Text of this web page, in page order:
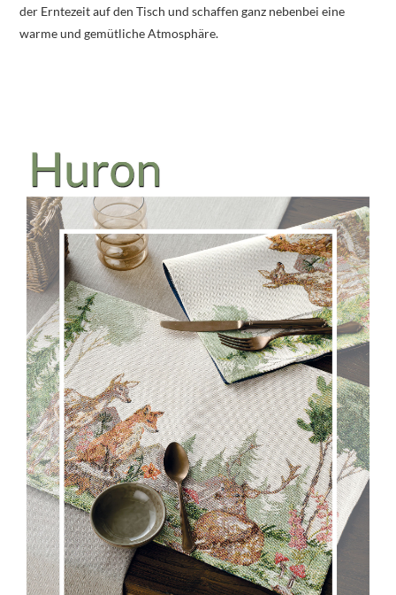
der Erntezeit auf den Tisch und schaffen ganz nebenbei eine
warme und gemütliche Atmosphäre.